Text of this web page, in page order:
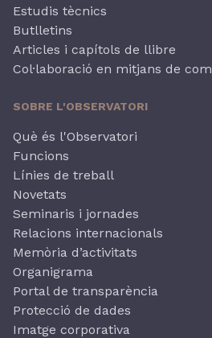
Estudis tècnics
Butlletins
Articles i capítols de llibre
Col·laboració en mitjans de
SOBRE L'OBSERVATORI
Què és l'Observatori
Funcions
Línies de treball
Novetats
Seminaris i jornades
Relacions internacionals
Memòria d’activitats
Organigrama
Portal de transparència
Protecció de dades
Imatge corporativa